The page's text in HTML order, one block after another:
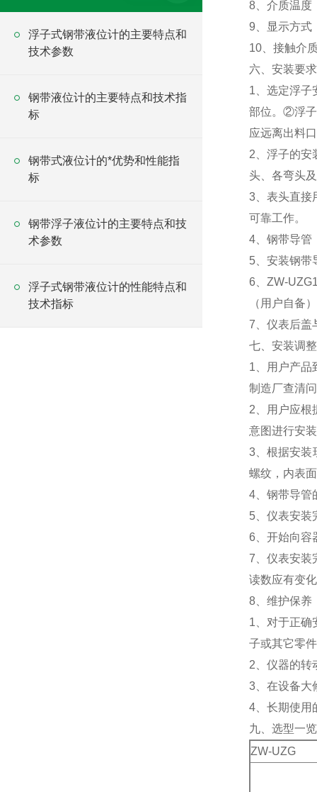
浮子式钢带液位计的主要特点和
技术参数
钢带液位计的主要特点和技术指
标
钢带式液位计的*优势和性能指
标
钢带浮子液位计的主要特点和技
术参数
浮子式钢带液位计的性能特点和
技术指标
8、介质温度
9、显示方式
10、接触介
六、安装要
1、选定浮子
部位。②浮子
应远离出料
2、浮子的安
头、各弯头
3、表头直接
可靠工作。
4、钢带导管
5、安装钢带
6、ZW-
（用户自备
7、仪表后盖
七、安装调
1、用户产品
制造厂查清
2、用户应根
意图进行安
3、根据安装
螺纹，内表
4、钢带导管
5、仪表安装
6、开始向容
7、仪表安装
读数应有变
8、维护保养
1、对于正确
子或其它零
2、仪器的转
3、在设备大
4、长期使用
九、选型一
ZW-UZG